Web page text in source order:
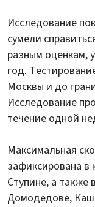
Исследование
сумели
разным оценкам,
год.
Москвы и до
Исследование
течение одной
Максимальная
зафиксирована в
Ступине, а также
Домодедове,